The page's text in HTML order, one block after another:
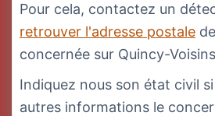
Pour cela, contactez un
retrouver l'adresse postale
concernée sur Quincy-
Indiquez nous son état civil
autres informations le